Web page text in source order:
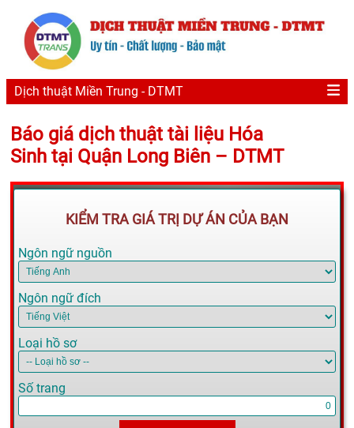
Dịch thuật Miền Trung - DTMT
Báo giá dịch thuật tài liệu Hóa
Sinh tại Quận Long Biên – DTMT
KIỂM TRA GIÁ TRỊ DỰ ÁN CỦA BẠN
Ngôn ngữ nguồn
Ngôn ngữ đích
Loại hồ sơ
Số trang